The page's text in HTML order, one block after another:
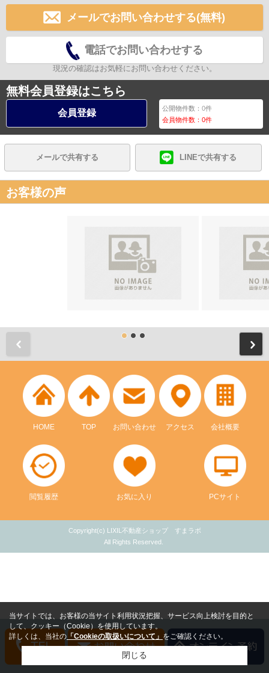
メールでお問い合わせする(無料)
電話でお問い合わせする
現況の確認はお気軽にお問い合わせください。
無料会員登録はこちら
会員登録 公開物件数：0件
会員物件数：0件
メールで共有する LINEで共有する
お客様の声
HOME TOP お問い合わせ アクセス 会社概要
閲覧履歴 お気に入り PCサイト
Copyright(c) LIXIL不動産ショップ すまラボ
All Rights Reserved.
当サイトでは、お客様の当サイト利用状況把握、サービス向上検討を目的と
して、クッキー（Cookie）を使用しています。
詳しくは、当社の 「Cookieの取扱いについて」 をご確認ください。
閉じる